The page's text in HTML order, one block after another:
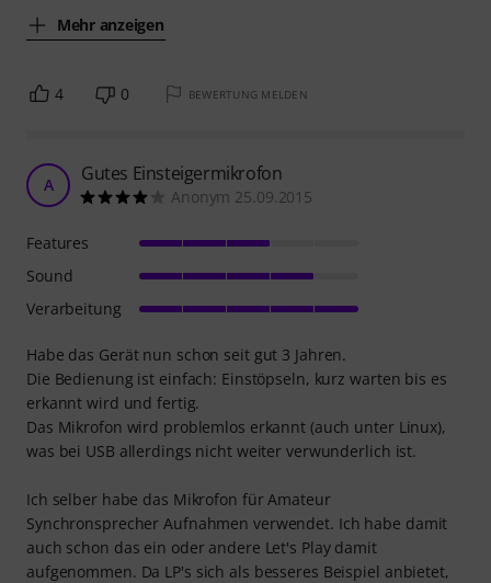
Mehr anzeigen
4 0 BEWERTUNG MELDEN
A Gutes Einsteigermikrofon
Anonym 25.09.2015
Habe das Gerät nun schon seit gut 3 Jahren.
Die Bedienung ist einfach: Einstöpseln, kurz warten bis es
erkannt wird und fertig.
Das Mikrofon wird problemlos erkannt (auch unter Linux),
was bei USB allerdings nicht weiter verwunderlich ist.
Ich selber habe das Mikrofon für Amateur
Synchronsprecher Aufnahmen verwendet. Ich habe damit
auch schon das ein oder andere Let's Play damit
aufgenommen. Da LP's sich als besseres Beispiel anbietet,
Features
Sound
Verarbeitung